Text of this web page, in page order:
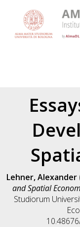
Lehner, Alexander
and Spatial
Studiorum